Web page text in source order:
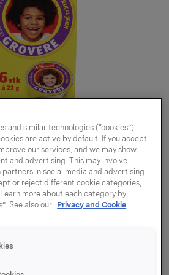
Grovere
à 22g
and similar technologies (“cookies”).
are active by default. If you accept
our services, and we may show
and advertising. This may involve
in social media and advertising.
or reject different cookie categories,
more about each category by
See also our
Privacy and Cookie